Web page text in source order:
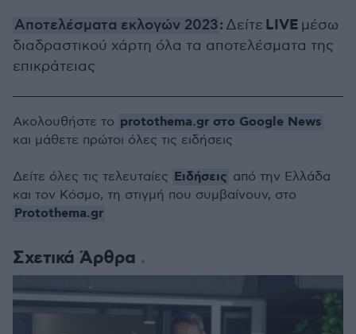
Αποτελέσματα εκλογών 2023: Δείτε LIVE μέσω
διαδραστικού χάρτη όλα τα αποτελέσματα της
επικράτειας
Σχετικά Άρθρα
Ακολουθήστε το protothema.gr στο Google News
και μάθετε πρώτοι όλες τις ειδήσεις
Δείτε όλες τις τελευταίες Ειδήσεις από την Ελλάδα
και τον Κόσμο, τη στιγμή που συμβαίνουν, στο
Protothema.gr